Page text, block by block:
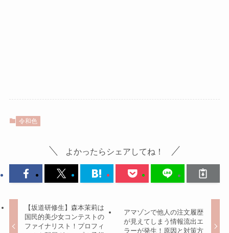
令和色
よかったらシェアしてね！
【坂道研修生】森本茉莉は
国民的美少女コンテストの
ファイナリスト！プロフィ
アマゾンで他人の注文履歴
が見えてしまう情報流出エ
ラーが発生！原因と対策方